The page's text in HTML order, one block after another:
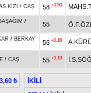
KIZI / CAŞ 58 +0.50
/
55
/ BERKAY
56 +0.10
/ CAŞ 55 +0.10
3,60 ₺
İKİLİ